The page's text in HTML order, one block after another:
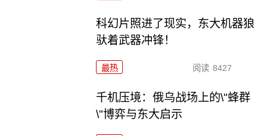
科幻片照进了现实，东大机器狼
驮着武器冲锋！
最热 阅读 8427
千机压境：俄乌战场上的\"蜂群
\"博弈与东大启示